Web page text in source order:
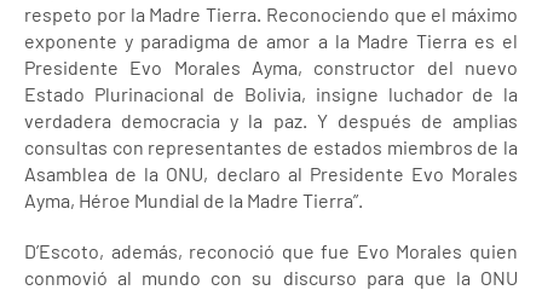
respeto por la Madre Tierra. Reconociendo que el máximo
exponente y paradigma de amor a la Madre Tierra es el
Presidente Evo Morales Ayma, constructor del nuevo
Estado Plurinacional de Bolivia, insigne luchador de la
verdadera democracia y la paz. Y después de amplias
consultas con representantes de estados miembros de la
Asamblea de la ONU, declaro al Presidente Evo Morales
Ayma, Héroe Mundial de la Madre Tierra”.
D’Escoto, además, reconoció que fue Evo Morales quien
conmovió al mundo con su discurso para que la ONU